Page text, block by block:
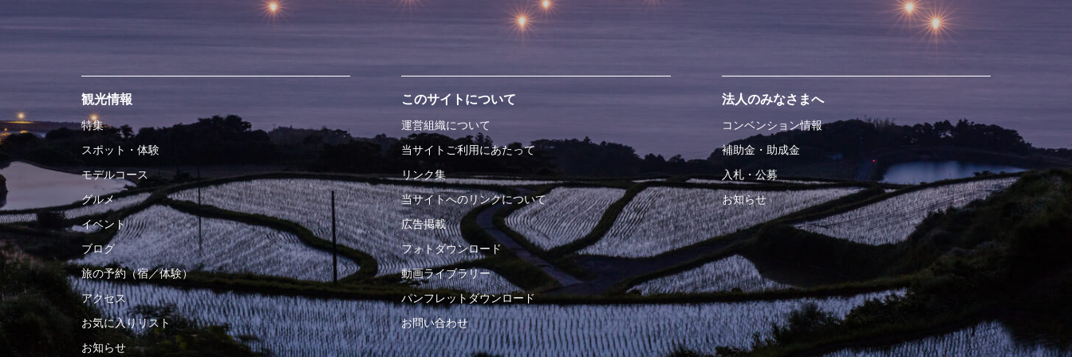
観光情報
特集
スポット・体験
モデルコース
グルメ
イベント
ブログ
旅の予約（宿／体験）
アクセス
お気に入りリスト
お知らせ
このサイトについて
運営組織について
当サイトご利用にあたって
リンク集
当サイトへのリンクについて
広告掲載
フォトダウンロード
動画ライブラリー
パンフレットダウンロード
お問い合わせ
法人のみなさまへ
コンベンション情報
補助金・助成金
入札・公募
お知らせ